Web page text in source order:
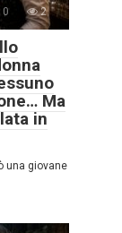
0 2
Ma
in
una giovane